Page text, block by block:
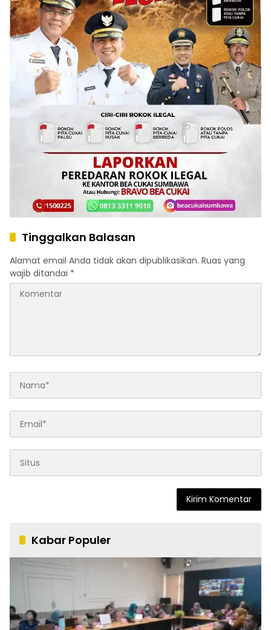
Tinggalkan Balasan
Alamat email Anda tidak akan dipublikasikan. Ruas yang
wajib ditandai *
Kabar Populer